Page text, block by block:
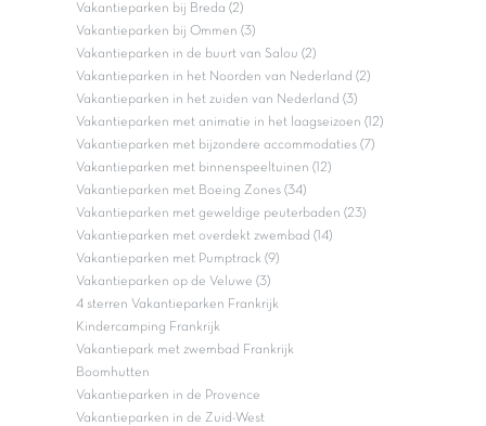
Vakantieparken bij Breda (2)
Vakantieparken bij Ommen (3)
Vakantieparken in de buurt van Salou (2)
Vakantieparken in het Noorden van Nederland (2)
Vakantieparken in het zuiden van Nederland (3)
Vakantieparken met animatie in het laagseizoen (12)
Vakantieparken met bijzondere accommodaties (7)
Vakantieparken met binnenspeeltuinen (12)
Vakantieparken met Boeing Zones (34)
Vakantieparken met geweldige peuterbaden (23)
Vakantieparken met overdekt zwembad (14)
Vakantieparken met Pumptrack (9)
Vakantieparken op de Veluwe (3)
4 sterren Vakantieparken Frankrijk
Kindercamping Frankrijk
Vakantiepark met zwembad Frankrijk
Boomhutten
Vakantieparken in de Provence
Vakantieparken in de Zuid-West